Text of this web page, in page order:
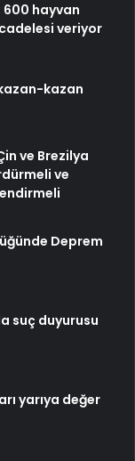
600 hayvan
veriyor
kazan
ve Brezilya
ve
Deprem
suç duyurusu
yarıya değer